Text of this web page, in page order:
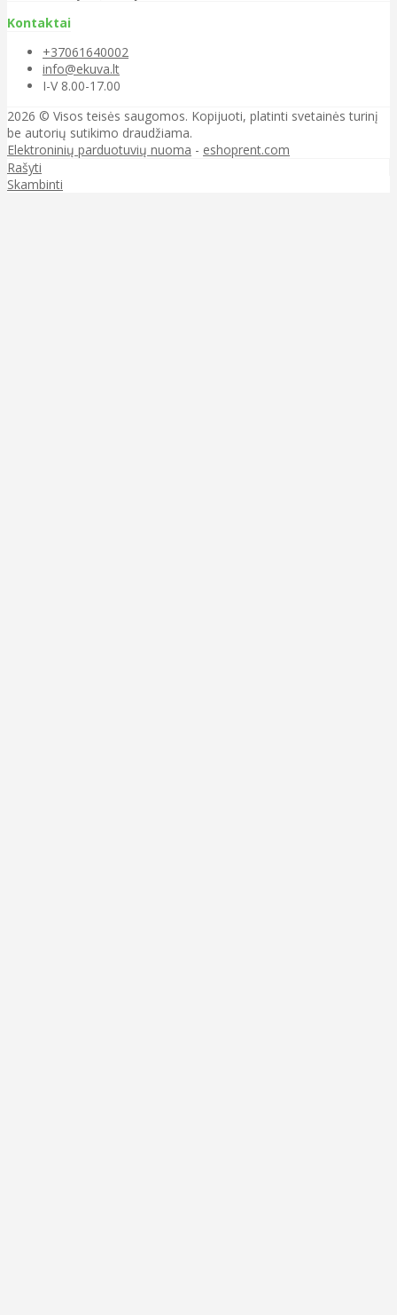
Kontaktai
+37061640002
info@ekuva.lt
I-V 8.00-17.00
2026 © Visos teisės saugomos. Kopijuoti, platinti svetainės turinį
be autorių sutikimo draudžiama.
Elektroninių parduotuvių nuoma - eshoprent.com
Rašyti
Skambinti